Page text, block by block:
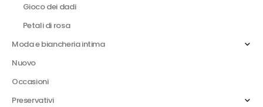
Gioco dei dadi
Petali di rosa
Moda e biancheria intima
Nuovo
Occasioni
Preservativi